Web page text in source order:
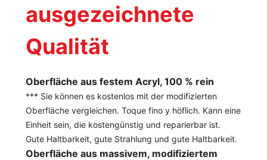
ausgezeichnete
Qualität
Oberfläche aus festem Acryl, 100 % rein
*** Sie können es kostenlos mit der modifizierten
Oberfläche vergleichen. Toque fino y höflich. Kann eine
Einheit sein, die kostengünstig und reparierbar ist.
Gute Haltbarkeit, gute Strahlung und gute Haltbarkeit.
Oberfläche aus massivem, modifiziertem